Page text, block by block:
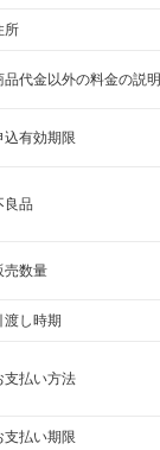
所
品代金以外の料金の説明
込有効期限
良品
売数量
渡し時期
支払い方法
支払い期限